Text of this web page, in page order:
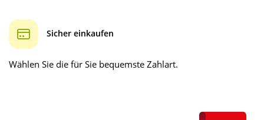
Sicher einkaufen
Wählen Sie die für Sie bequemste Zahlart.